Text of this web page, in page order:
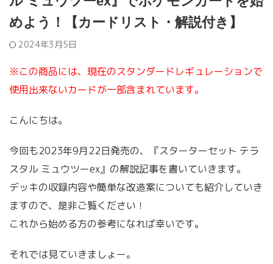
めよう！【カードリスト・解説付き】
2024年3月5日
※この商品には、現在のスタンダードレギュレーションで
使用出来ないカードが一部含まれています。
こんにちは。
今回も2023年9月22日発売の、『スターターセット テラ
スタル ミュウツーex』の解説記事を書いていきます。
デッキの収録内容や簡単な改造案についても紹介していき
ますので、是非ご覧ください！
これから始める方の参考になれば幸いです。
それでは見ていきましょー。